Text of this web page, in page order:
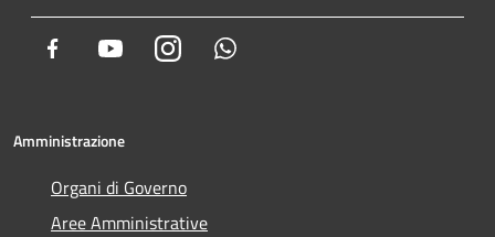
Facebook YoutubeInstagram
Amministrazione
Organi di Governo
Aree Amministrative